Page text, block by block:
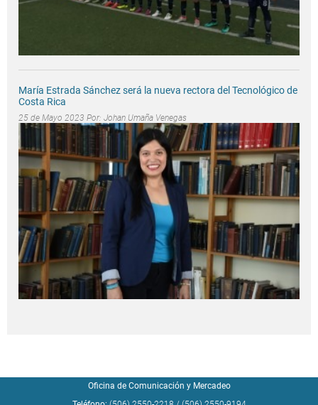
María Estrada Sánchez será la nueva rectora del Tecnológico de
Costa Rica
25 de Mayo 2023 Por: Johan Umaña Venegas
Oficina de Comunicación y Mercadeo